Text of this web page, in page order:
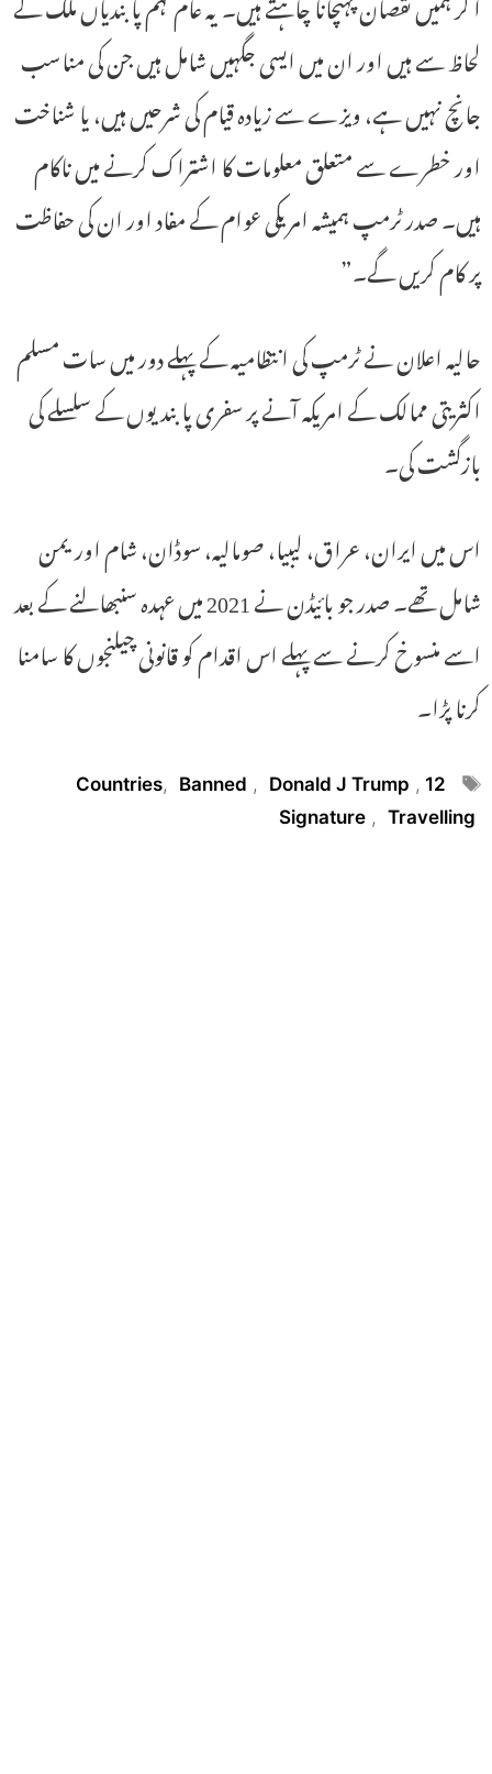
لحاظ سے ہیں اور ان میں ایسی جگہیں شامل ہیں جن کی مناسب
جانچ نہیں ہے، ویزے سے زیادہ قیام کی شرحیں ہیں، یا شناخت
اور خطرے سے متعلق معلومات کا اشتراک کرنے میں ناکام
ہیں۔ صدر ٹرمپ ہمیشہ امریکی عوام کے مفاد اور ان کی حفاظت
پر کام کریں گے۔”
حالیہ اعلان نے ٹرمپ کی انتظامیہ کے پہلے دور میں سات مسلم
اکثریتی ممالک کے امریکہ آنے پر سفری پابندیوں کے سلسلے کی
بازگشت کی۔
اس میں ایران، عراق، لیبیا، صومالیہ، سوڈان، شام اور یمن
شامل تھے۔ صدر جو بائیڈن نے 2021 میں عہدہ سنبھالنے کے بعد
اسے منسوخ کرنے سے پہلے اس اقدام کو قانونی چیلنجوں کا سامنا
کرنا پڑا۔
Tags
12 Countries
, Banned , Donald J Trump ,
Signature , Travelling